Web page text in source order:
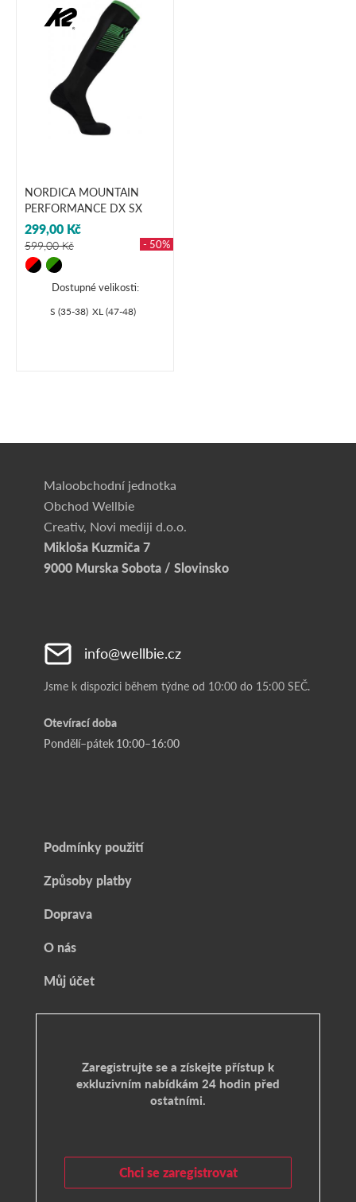
NORDICA MOUNTAIN
PERFORMANCE DX SX
299,00 Kč
599,00 Kč - 50%
Dostupné velikosti:
S (35-38) XL (47-48)
Maloobchodní jednotka
Obchod Wellbie
Creativ, Novi mediji d.o.o.
Mikloša Kuzmiča 7
9000 Murska Sobota / Slovinsko
info@wellbie.cz
Jsme k dispozici během týdne od 10:00 do 15:00 SEČ.
Otevírací doba
Pondělí–pátek 10:00–16:00
Podmínky použití
Způsoby platby
Doprava
O nás
Můj účet
Zaregistrujte se a získejte přístup k
exkluzivním nabídkám 24 hodin před
ostatními.
Chci se zaregistrovat